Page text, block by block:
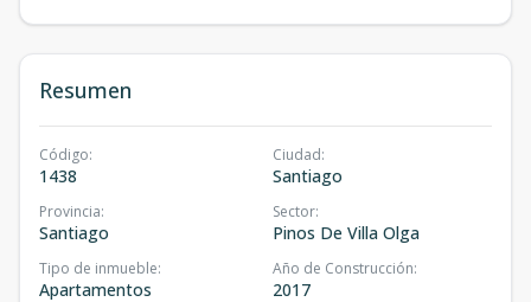
Resumen
Código:
1438
Ciudad:
Santiago
Provincia:
Santiago
Sector:
Pinos De Villa Olga
Tipo de inmueble:
Apartamentos
Año de Construcción:
2017